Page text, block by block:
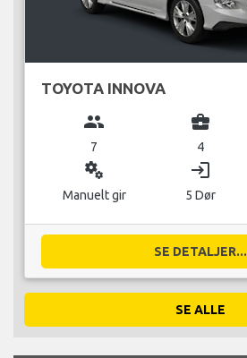
TOYOTA INNOVA
group
7
business_center
4
miscellaneous_services
Manuelt gir
login
5 Dør
SE DETALJER...
SE ALLE